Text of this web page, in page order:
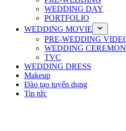
WEDDING DAY
PORTFOLIO
WEDDING MOVIE
PRE-WEDDING
WEDDING
TVC
WEDDING DRESS
Makeup
Đào tạo tuyển dụng
Tin tức